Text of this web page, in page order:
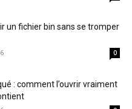
un fichier bin sans se tromper
0
: comment l’ouvrir vraiment